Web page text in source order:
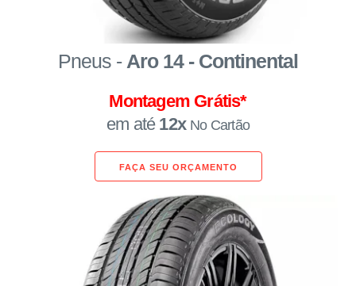
Pneus - Aro 14 - Continental
Montagem Grátis*
em até 12x No Cartão
FAÇA SEU ORÇAMENTO